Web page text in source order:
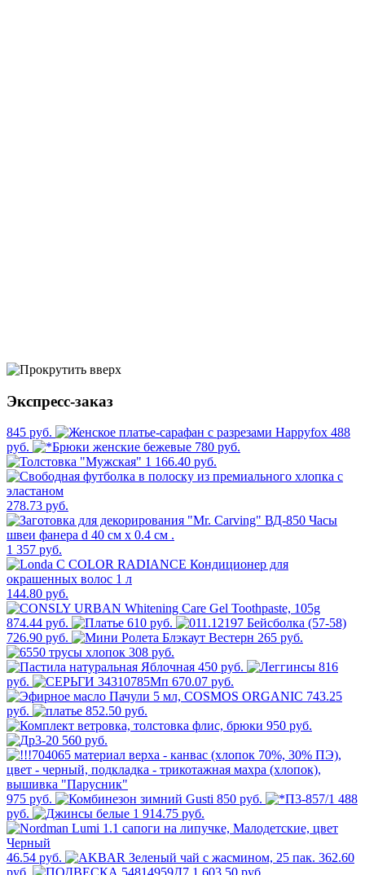
Экспресс-заказ
845 руб.
488
руб.
780 руб.
1 166.40 руб.
278.73 руб.
1 357 руб.
144.80 руб.
874.44 руб.
610 руб.
726.90 руб.
265 руб.
308 руб.
450 руб.
816
руб.
670.07 руб.
743.25
руб.
852.50 руб.
950 руб.
560 руб.
975 руб. 850 руб.
488
руб.
1 914.75 руб.
46.54 руб.
362.60